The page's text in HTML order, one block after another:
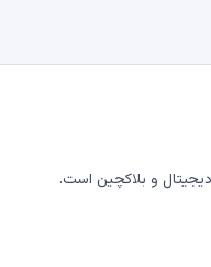
و بلاکچین است.